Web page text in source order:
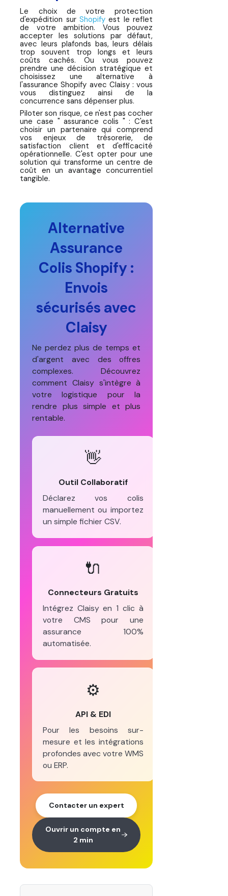
Le choix de votre protection
d'expédition surShopifyest le reflet
de votre ambition. Vous pouvez
accepter les solutions par défaut,
avec leurs plafonds bas, leurs délais
trop souvent trop longs et leurs
coûts cachés. Ou vous pouvez
prendre une décision stratégique et
choisissez une alternative à
l'assurance Shopify avec Claisy : vous
vous distinguez ainsi de la
concurrence sans dépenser plus.
Piloter son risque, ce n'est pas cocher
une case " assurance colis " : C'est
choisir un partenaire qui comprend
vos enjeux de trésorerie, de
satisfaction client et d'efficacité
opérationnelle. C'est opter pour une
solution qui transforme un centre de
coût en un avantage concurrentiel
tangible.
Alternative
Assurance
Colis Shopify :
Envois
sécurisés avec
Claisy
Ne perdez plus de temps et
d'argent avec des offres
complexes. Découvrez
comment Claisy s'intègre à
votre logistique pour la
rendre plus simple et plus
rentable.
👋
Outil Collaboratif
Déclarez vos colis
manuellement ou importez
un simple fichier CSV.
🔌
Connecteurs Gratuits
Intégrez Claisy en 1 clic à
votre CMS pour une
assurance 100%
automatisée.
⚙️
API & EDI
Pour les besoins sur-
mesure et les intégrations
profondes avec votre WMS
ou ERP.
Contacter un expert
Ouvrir un compte en
2 min